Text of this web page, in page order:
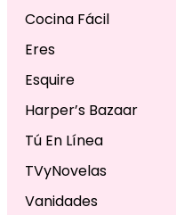
Cocina Fácil
Eres
Esquire
Harper’s Bazaar
Tú En Línea
TVyNovelas
Vanidades